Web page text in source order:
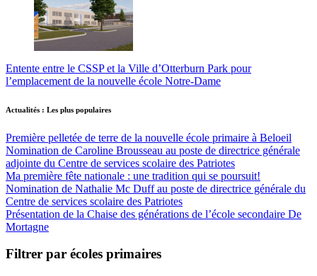
Entente entre le CSSP et la Ville d’Otterburn Park pour
l’emplacement de la nouvelle école Notre-Dame
Actualités : Les plus populaires
Première pelletée de terre de la nouvelle école primaire à Beloeil
Nomination de Caroline Brousseau au poste de directrice générale
adjointe du Centre de services scolaire des Patriotes
Ma première fête nationale : une tradition qui se poursuit!
Nomination de Nathalie Mc Duff au poste de directrice générale du
Centre de services scolaire des Patriotes
Présentation de la Chaise des générations de l’école secondaire De
Mortagne
Filtrer par écoles primaires